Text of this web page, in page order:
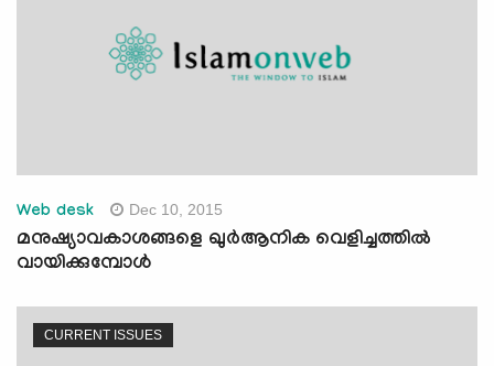
Web desk Dec 10, 2015
മനുഷ്യാവകാശങ്ങളെ ഖുര്‍ആനിക വെളിച്ചത്തില്‍
വായിക്കുമ്പോള്‍
CURRENT ISSUES